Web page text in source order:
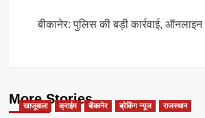
बीकानेर: पुलिस की बड़ी कार्रवाई,
More Stories
खाजूवाला क्राईम बीकानेर ब्रेकिंग न्यूज राजस्थान